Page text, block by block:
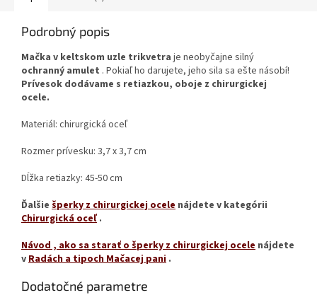
Podrobný popis
Mačka v keltskom uzle trikvetra je neobyčajne silný
ochranný amulet . Pokiaľ ho darujete, jeho sila sa ešte násobí!
Prívesok dodávame s retiazkou, oboje z chirurgickej
ocele.
Materiál: chirurgická oceľ
Rozmer prívesku: 3,7 x 3,7 cm
Dĺžka retiazky: 45-50 cm
Ďalšie šperky z chirurgickej ocele nájdete v kategórii
Chirurgická oceľ .
Návod, ako sa starať o šperky z chirurgickej ocele nájdete
vRadách a tipoch Mačacej pani .
Dodatočné parametre